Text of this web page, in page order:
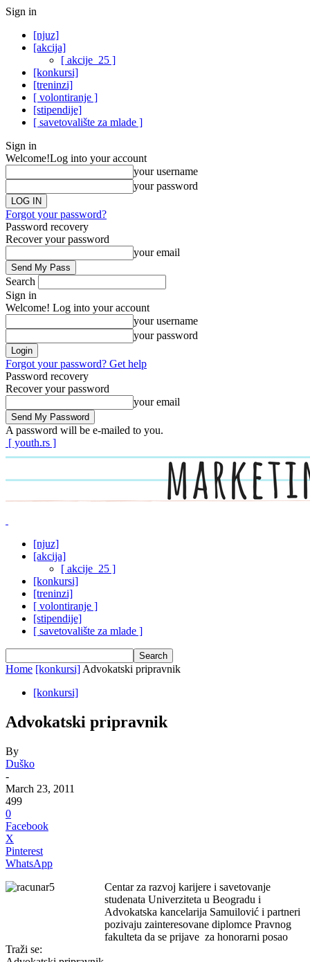
Sign in
[njuz]
[akcija]
[ akcije_25 ]
[konkursi]
[treninzi]
[ volontiranje ]
[stipendije]
[ savetovalište za mlade ]
Sign in
Welcome!Log into your account
your username
your password
Forgot your password?
Password recovery
Recover your password
your email
Search
Sign in
Welcome! Log into your account
your username
your password
Forgot your password? Get help
Password recovery
Recover your password
your email
A password will be e-mailed to you.
[ youth.rs ]
[njuz]
[akcija]
[ akcije_25 ]
[konkursi]
[treninzi]
[ volontiranje ]
[stipendije]
[ savetovalište za mlade ]
Home [konkursi] Advokatski pripravnik
[konkursi]
Advokatski pripravnik
By
Duško
-
March 23, 2011
499
0
Facebook
X
Pinterest
WhatsApp
Centar za razvoj karijere i savetovanje
studenata Univerziteta u Beogradu i
Advokatska kancelarija Samuilović i partneri
pozivaju zainteresovane diplomce Pravnog
fakulteta da se prijave za honorarni posao
Traži se: